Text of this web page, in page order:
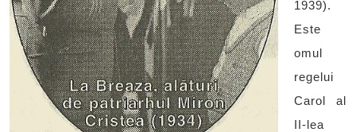
1939).
Este
omul
regelui
Carol al
II-lea